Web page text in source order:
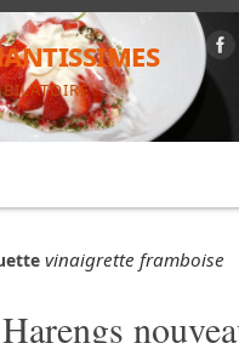
vinaigrette framboise